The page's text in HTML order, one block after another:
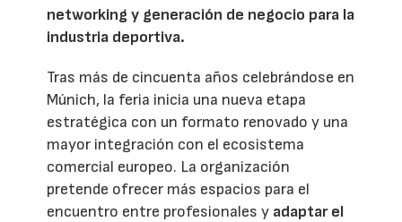
networking y generación de negocio para la
industria deportiva.
Tras más de cincuenta años celebrándose en
Múnich, la feria inicia una nueva etapa
estratégica con un formato renovado y una
mayor integración con el ecosistema
comercial europeo. La organización
pretende ofrecer más espacios para el
encuentro entre profesionales y adaptar el